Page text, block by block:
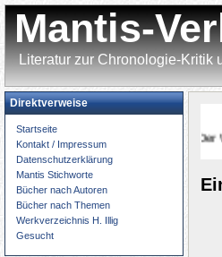
Mantis-
Literatur zur Chronologie-Kritik
Der
Direktverweise
Startseite
Kontakt / Impressum
Datenschutzerklärung
Mantis Stichworte
Bücher nach Autoren
Bücher nach Themen
Werkverzeichnis H. Illig
Gesucht